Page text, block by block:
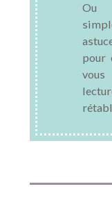
Ou
pour